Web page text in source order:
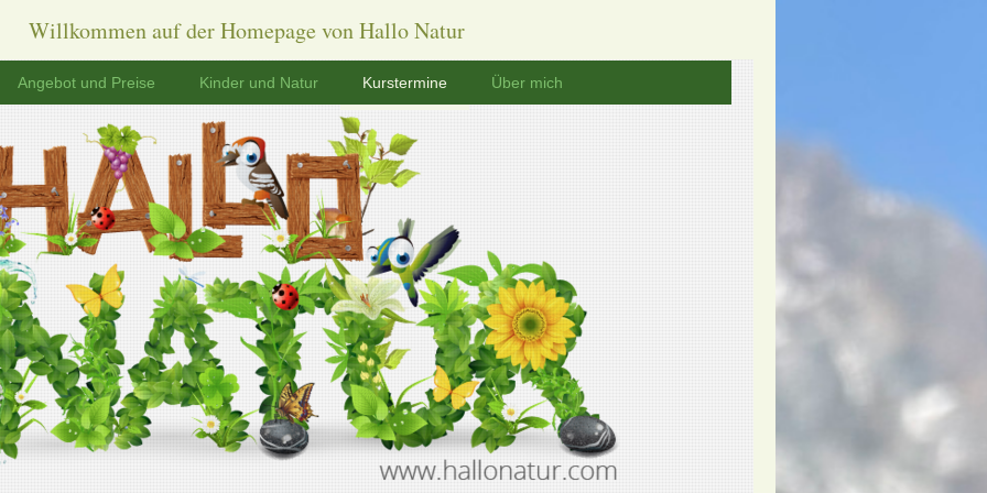
Willkommen auf der Homepage von Hallo Natur
Angebot und Preise Kinder und Natur Kurstermine Über mich